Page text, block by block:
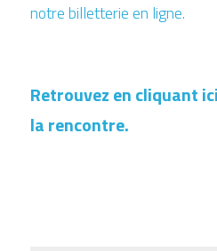
notre billetterie en ligne.
Retrouvez en cliquant
la rencontre.